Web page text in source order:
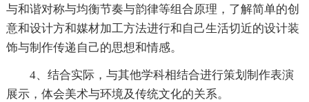
与和谐对称与均衡节奏与韵律等组合原理，了解简单的创
意和设计方和媒材加工方法进行和自己生活切近的设计装
饰与制作传递自己的思想和情感。
4、结合实际，与其他学科相结合进行策划制作表演
展示，体会美术与环境及传统文化的关系。